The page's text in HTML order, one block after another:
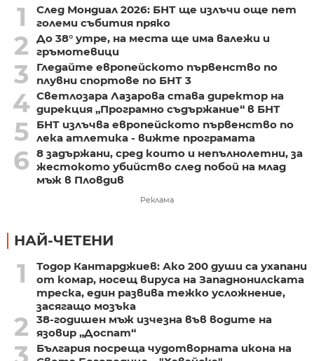
1
След Мондиал 2026: БНТ ще излъчи още пет
големи събития пряко
2
До 38° утре, на места ще има валежи и
гръмотевици
3
Гледайте европейското първенство по
плувни спортове по БНТ 3
4 Светлозара Лазарова става директор на
дирекция „Програмно съдържание“ в БНТ
5
БНТ излъчва европейското първенство по
лека атлетика - вижте програмата
6 8 задържани, сред които и непълнолетни, за
жестокото убийство след побой на млад
мъж в Пловдив
Реклама
НАЙ-ЧЕТЕНИ
1
Тодор Кантарджиев: Ако 200 души са ухапани
от комар, носещ вируса на Западнонилската
треска, един развива тежко усложнение,
засягащо мозъка
2
38-годишен мъж изчезна във водите на
язовир „Доспат“
България посреща чудотворната икона на